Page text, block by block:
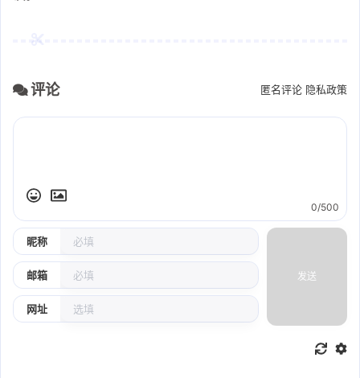
评论 匿名评论 隐私政策
昵称
邮箱
网址
0/500
发送